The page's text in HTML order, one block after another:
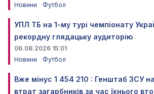
Новини
Футбол
УПЛ ТБ на 1-му турі чемпіонату
рекордну глядацьку аудиторію
06.08.2026 15:01
Новини
Футбол
Вже мінус 1 454 210 : Генштаб ЗСУ
втрат загарбників за час їхнього